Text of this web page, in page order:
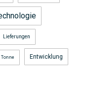
Lieferungen
Tonne Entwicklung